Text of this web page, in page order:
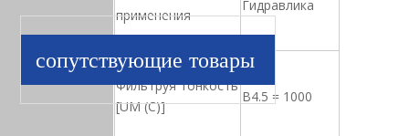
применения
Гидравлика
Фильтруя тонкость
[UM (C)]
B4.5 = 1000
сопутствующие товары